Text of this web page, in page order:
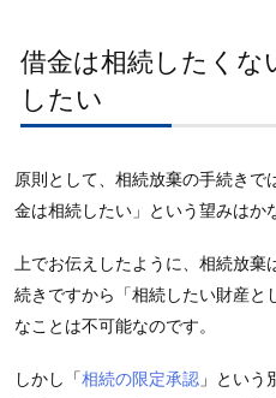
借金は相続したくな
したい
原則として、相続放棄の手続き
金は相続したい」という望みはか
上でお伝えしたように、相続放
続きですから「相続したい財産と
なことは不可能なのです。
しかし「相続の限定承認 」という